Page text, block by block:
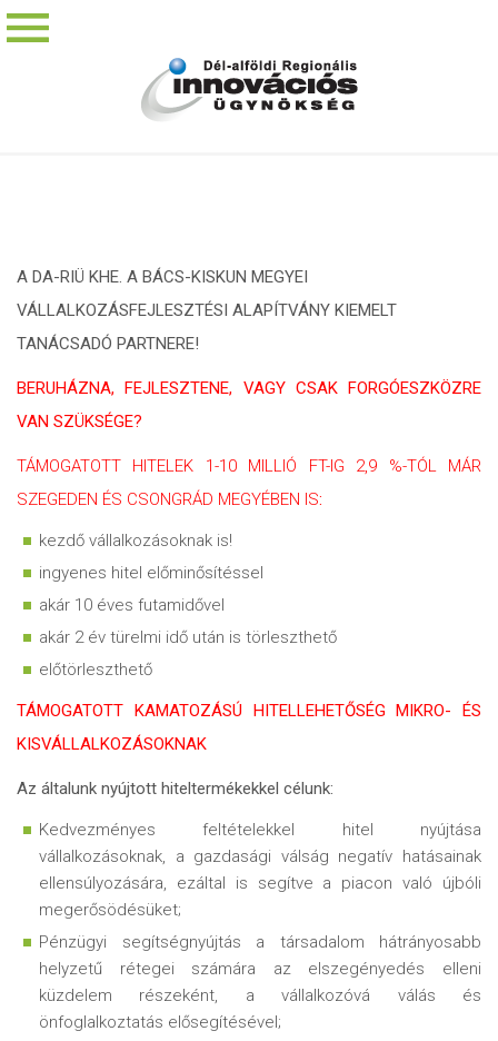
A DA-RIÜ KHE. A BÁCS-KISKUN MEGYEI
VÁLLALKOZÁSFEJLESZTÉSI ALAPÍTVÁNY KIEMELT
TANÁCSADÓ PARTNERE!
BERUHÁZNA, FEJLESZTENE, VAGY CSAK FORGÓESZKÖZRE
VAN SZÜKSÉGE?
TÁMOGATOTT HITELEK 1-10 MILLIÓ FT-IG 2,9 %-TÓL MÁR
SZEGEDEN ÉS CSONGRÁD MEGYÉBEN IS:
kezdő vállalkozásoknak is!
ingyenes hitel előminősítéssel
akár 10 éves futamidővel
akár 2 év türelmi idő után is törleszthető
előtörleszthető
TÁMOGATOTT KAMATOZÁSÚ HITELLEHETŐSÉG MIKRO- ÉS
KISVÁLLALKOZÁSOKNAK
Az általunk nyújtott hiteltermékekkel célunk:
Kedvezményes feltételekkel hitel nyújtása
vállalkozásoknak, a gazdasági válság negatív hatásainak
ellensúlyozására, ezáltal is segítve a piacon való újbóli
megerősödésüket;
Pénzügyi segítségnyújtás a társadalom hátrányosabb
helyzetű rétegei számára az elszegényedés elleni
küzdelem részeként, a vállalkozóvá válás és
önfoglalkoztatás elősegítésével;